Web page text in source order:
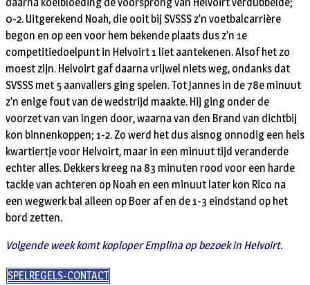
0-2. Uitgerekend Noah, die ooit bij SVSSS z’n voetbalcarrière
begon en op een voor hem bekende plaats dus z’n 1e
competitiedoelpunt in Helvoirt 1 liet aantekenen. Alsof het zo
moest zijn. Helvoirt gaf daarna vrijwel niets weg, ondanks dat
SVSSS met 5 aanvallers ging spelen. Tot Jannes in de 78e minuut
z’n enige fout van de wedstrijd maakte. Hij ging onder de
voorzet van van Ingen door, waarna van den Brand van dichtbij
kon binnenkoppen; 1-2. Zo werd het dus alsnog onnodig een hels
kwartiertje voor Helvoirt, maar in een minuut tijd veranderde
echter alles. Dekkers kreeg na 83 minuten rood voor een harde
tackle van achteren op Noah en een minuut later kon Rico na
een wegwerk bal alleen op Boer af en de 1-3 eindstand op het
bord zetten.
Volgende week komt koploper Emplina op bezoek in Helvoirt.
SPELREGELS-CONTACT